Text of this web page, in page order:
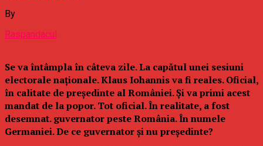
By
Raspandacul
Se va întâmpla în câteva zile. La capătul unei sesiuni
electorale naționale. Klaus Iohannis va fi reales. Oficial,
în calitate de președinte al României. Și va primi acest
mandat de la popor. Tot oficial. În realitate, a fost
desemnat. guvernator peste România. În numele
Germaniei. De ce guvernator și nu președinte?